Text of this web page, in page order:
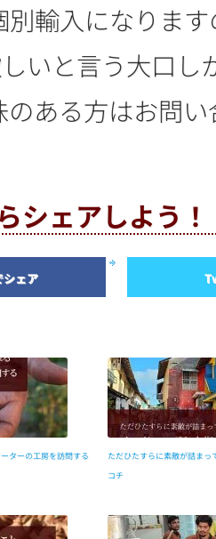
輸入になりま
いと言う大口し
ある方はお問
シェアしよう！
ェア
ターの工房を訪問する
ただひたすらに素敵が詰まっ
コチ